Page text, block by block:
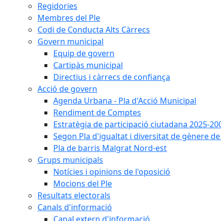
Regidories
Membres del Ple
Codi de Conducta Alts Càrrecs
Govern municipal
Equip de govern
Cartipàs municipal
Directius i càrrecs de confiança
Acció de govern
Agenda Urbana - Pla d'Acció Municipal
Rendiment de Comptes
Estratègia de participació ciutadana 2025-
Segon Pla d'igualtat i diversitat de gènere
Pla de barris Malgrat Nord-est
Grups municipals
Notícies i opinions de l'oposició
Mocions del Ple
Resultats electorals
Canals d'informació